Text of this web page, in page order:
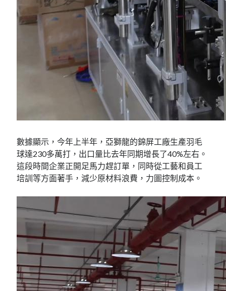
數據顯示，今年上半年，亞獅龍的錦屏工廠生產羽毛
球達230多萬打，出口量比去年同期增長了40%左右。
這段時間企業正開足馬力趕訂單，同時從工藝和員工
培訓等方面著手，減少原材料浪費，力圖控制成本。